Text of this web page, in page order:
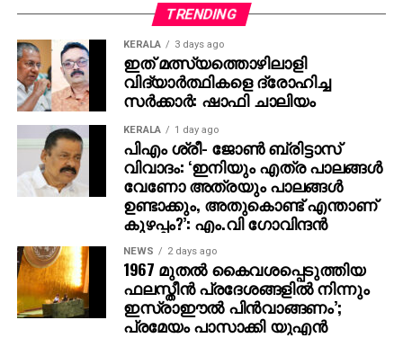
കൊലപാതകത്തിനു കാരണമെന്ന് ഷഹാപൂര്‍ പൊലീസ്
സ്റ്റേഷനിലെ ഇന്‍സ്‌പെക്ടര്‍ മുകേഷ് ധാഗെ പറഞ്ഞു.
ഹസീനയുടെ നിര്‍ദ്ദേശപ്രകാരം, ഓട്ടോറിക്ഷാ
ഡ്രൈവറായ സഹോദരനും കൂട്ടാളികളും നവംബര്‍ 17
ന് ടിപ്പണ്ണയെ ഷഹാപൂരിനടുത്തുള്ള ഒരു
വനപ്രദേശത്തേക്ക് കൊണ്ടുപോയി. അവിടെവച്ച്
കൊലപ്പെടുത്തി മൃതദേഹം കത്തിക്കാന്‍ ശ്രമിച്ച ശേഷം
ഹൈവേയ്ക്ക് സമീപം ഉപേക്ഷിക്കുകയായിരുന്നു.
ചോദ്യം ചെയ്യലില്‍, സഹോദരി ഹസീനയുടെ
നിര്‍ദ്ദേശപ്രകാരമാണ് കൊലപാതകം നടത്തിയതെന്ന്
ഫയാസ് സമ്മതിച്ചു.
TRENDING
KERALA 3 days ago
ഇത് മത്സ്യത്തൊഴിലാളി
വിദ്യാര്‍ത്ഥികളെ ദ്രോഹിച്ച
സര്‍ക്കാര്‍: ഷാഫി ചാലിയം
KERALA 1 day ago
പിഎം ശ്രീ- ജോണ്‍ ബ്രിട്ടാസ്
വിവാദം: ‘ഇനിയും എത്ര പാലങ്ങള്‍
വേണോ അത്രയും പാലങ്ങള്‍
ഉണ്ടാക്കും, അതുകൊണ്ട് എന്താണ്
കുഴപ്പം?’: എം.വി ഗോവിന്ദന്‍
NEWS 2 days ago
1967 മുതല്‍ കൈവശപ്പെടുത്തിയ
ഫലസ്തീന്‍ പ്രദേശങ്ങളില്‍ നിന്നും
ഇസ്രാഈല്‍ പിന്‍വാങ്ങണം’;
പ്രമേയം പാസാക്കി യുഎന്‍